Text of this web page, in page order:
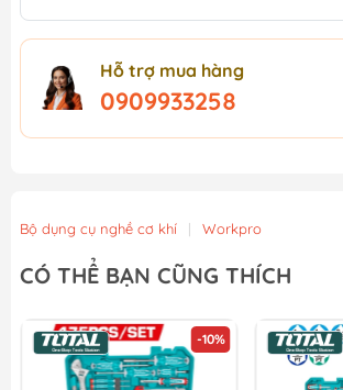
Hỗ trợ mua hàng
0909933258
Bộ dụng cụ nghề cơ khí | Workpro
CÓ THỂ BẠN CŨNG THÍCH
-10%